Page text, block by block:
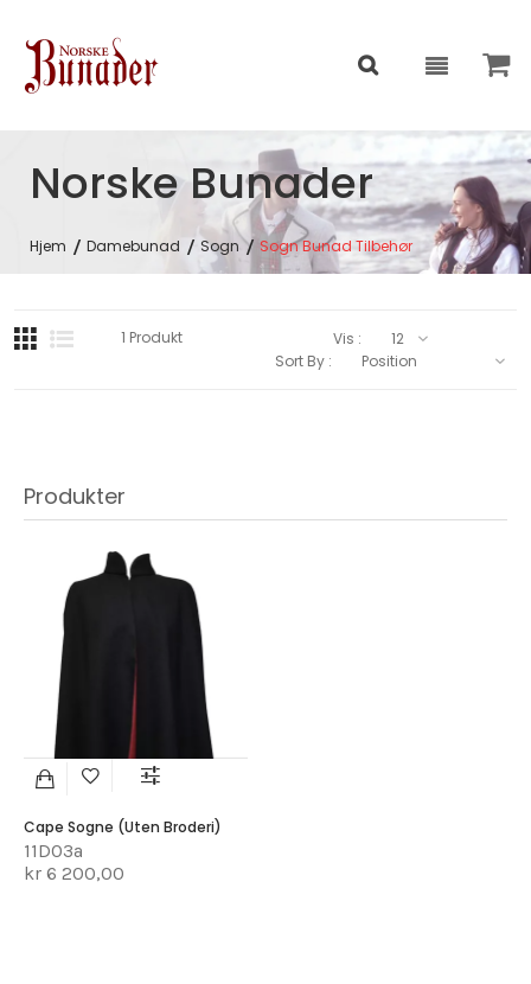
Norske Bunader
Hjem Damebunad Sogn Sogn Bunad Tilbehør
Produkter
Cape Sogne (uten Broderi)
11D03a
kr 6 200,00
1 Produkt
Vis :
Sort By :